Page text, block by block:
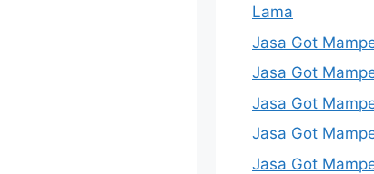
Lama
Jasa Got
Jasa Got
Jasa Got
Jasa Got
Jasa Got